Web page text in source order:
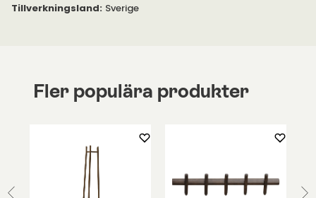
Tillverkningsland: Sverige
Fler populära produkter